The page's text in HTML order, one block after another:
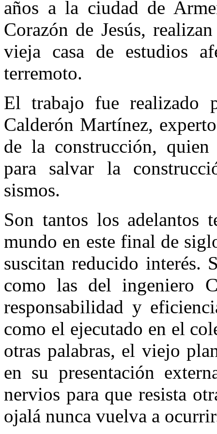
años a la ciudad de
Corazón de Jesús,
vie­ja casa de estudios
terremoto.
El trabajo fue realizado
Calderón Martínez,
de la cons­trucción, quien
para salvar la
sismos.
Son tantos los adelantos
mundo en este final de
suscitan reducido interés.
como las del ingeniero
responsabilidad y
como el ejecutado en el
otras pala­bras, el viejo
en su presentación
nervios para que resista
ojalá nunca vuelva a